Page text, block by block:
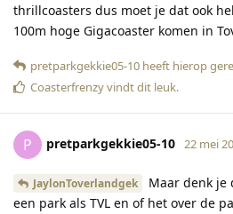
thrillcoasters dus moet je dat ook
100m hoge Gigacoaster komen in
pretparkgekkie05-10 heeft hierop
Coasterfrenzyvindt dit leuk.
P pretparkgekkie05-10 22 mei
JaylonToverlandgek
Maar denk je
een park als TVL en of het over de